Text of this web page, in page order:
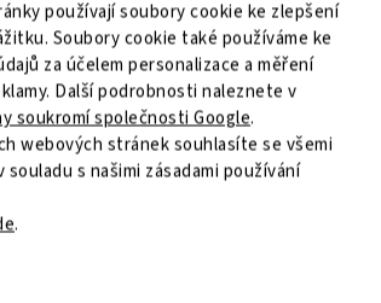
používají soubory cookie ke zlepšení
Soubory cookie také používáme ke
za účelem personalizace a měření
Další podrobnosti naleznete v
soukromí společnosti Google.
webových stránek souhlasíte se všemi
s našimi zásadami používání
.
je 5 z 5 hvězdiček.